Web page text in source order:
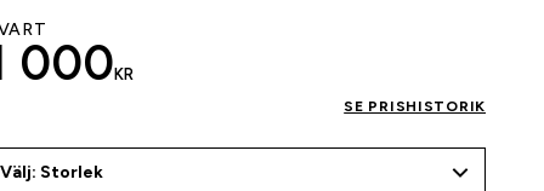
000 KR
SE PRISHISTORIK
Välj: Storlek